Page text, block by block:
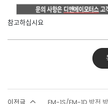
참고하십시요